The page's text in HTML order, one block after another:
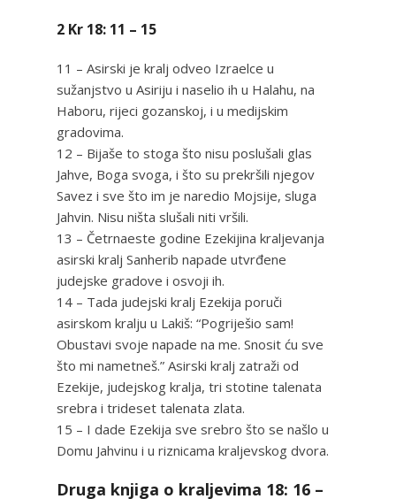
2 Kr 18: 11 – 15
11 – Asirski je kralj odveo Izraelce u
sužanjstvo u Asiriju i naselio ih u Halahu, na
Haboru, rijeci gozanskoj, i u medijskim
gradovima.
12 – Bijaše to stoga što nisu poslušali glas
Jahve, Boga svoga, i što su prekršili njegov
Savez i sve što im je naredio Mojsije, sluga
Jahvin. Nisu ništa slušali niti vršili.
13 – Četrnaeste godine Ezekijina kraljevanja
asirski kralj Sanherib napade utvrđene
judejske gradove i osvoji ih.
14 – Tada judejski kralj Ezekija poruči
asirskom kralju u Lakiš: “Pogriješio sam!
Obustavi svoje napade na me. Snosit ću sve
što mi nametneš.” Asirski kralj zatraži od
Ezekije, judejskog kralja, tri stotine talenata
srebra i trideset talenata zlata.
15 – I dade Ezekija sve srebro što se našlo u
Domu Jahvinu i u riznicama kraljevskog dvora.
Druga knjiga o kraljevima 18: 16 –